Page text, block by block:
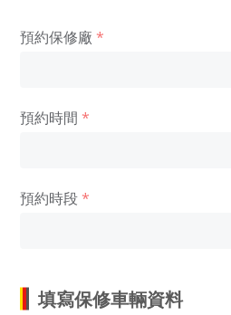
預約保修廠
預約時間
預約時段
填寫保修車輛資料